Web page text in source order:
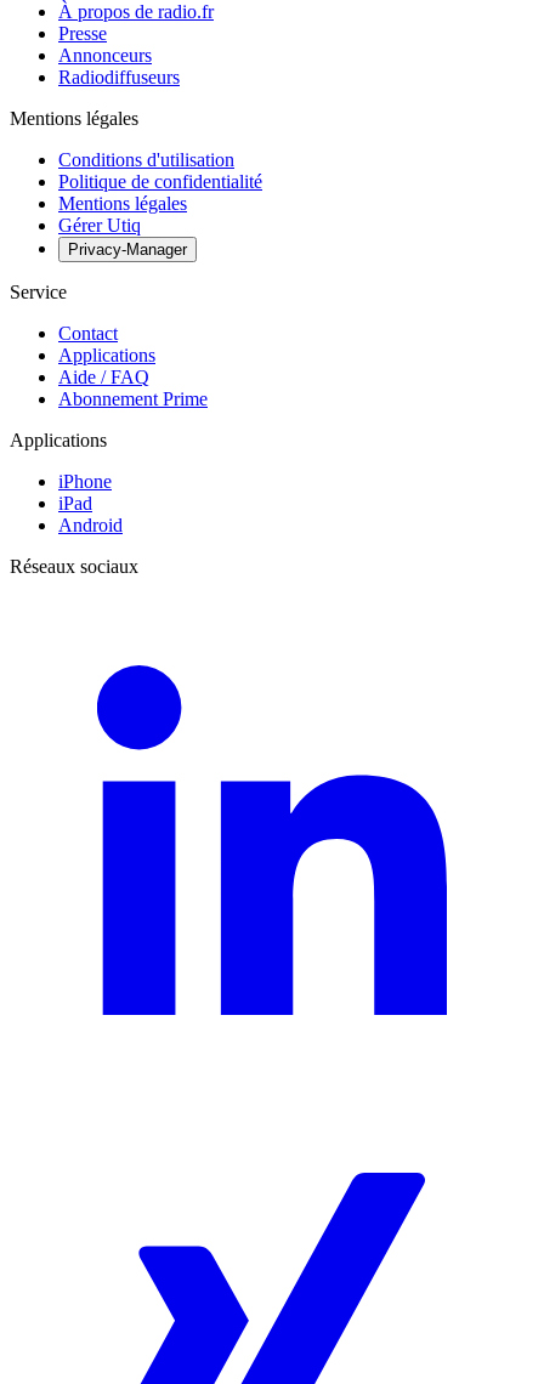
À propos de radio.fr
Presse
Annonceurs
Radiodiffuseurs
Mentions légales
Conditions d'utilisation
Politique de confidentialité
Mentions légales
Gérer Utiq
Privacy-Manager
Service
Contact
Applications
Aide / FAQ
Abonnement Prime
Applications
iPhone
iPad
Android
Réseaux sociaux